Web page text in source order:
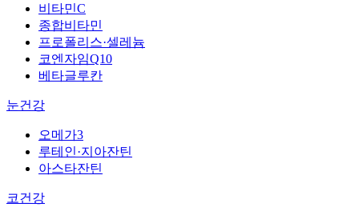
비타민C
종합비타민
프로폴리스·셀레늄
코엔자임Q10
베타글루칸
눈건강
오메가3
루테인·지아잔틴
아스타잔틴
코건강